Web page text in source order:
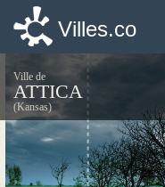
Villes.co
Ville de
ATTICA
(Kansas)
Villes.co